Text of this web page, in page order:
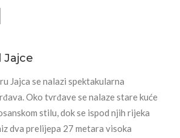
Jajce
Jajca se nalazi spektakularna
Oko tvrđave se nalaze stare kuće
stilu, dok se ispod njih rijeka
dva prelijepa 27 metara visoka